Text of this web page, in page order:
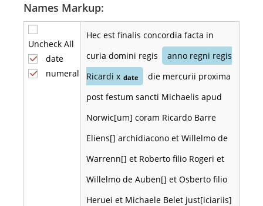
Names Markup:
Uncheck All
date
numeral
Hec est finalis concordia facta in
curia domini regis
anno regni regis
Ricardi x date
die mercurii proxima
post festum sancti Michaelis apud
Norwic[um] coram Ricardo Barre
Eliens[] archidiacono et Willelmo de
Warrenn[] et Roberto filio Rogeri et
Willelmo de Auben[] et Osberto filio
Heruei et Michaele Belet just[iciariis]